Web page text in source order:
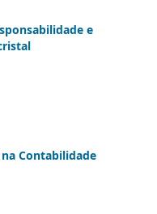
e
Contabilidade